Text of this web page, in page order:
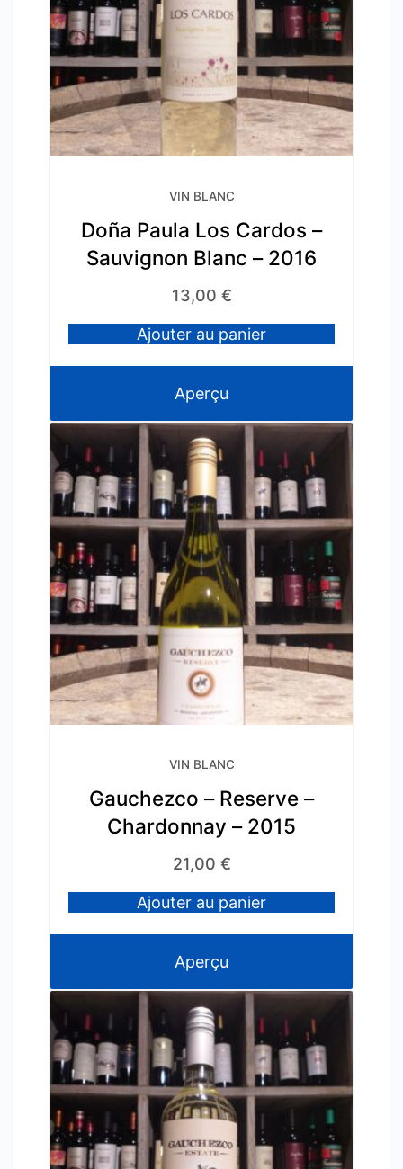
VIN BLANC
Doña Paula Los Cardos –
Sauvignon Blanc – 2016
13,00 €
Ajouter au panier
Aperçu
VIN BLANC
Gauchezco – Reserve –
Chardonnay – 2015
21,00 €
Ajouter au panier
Aperçu